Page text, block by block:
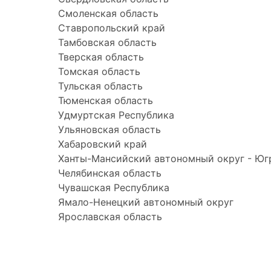
Смоленская область
Ставропольский край
Тамбовская область
Тверская область
Томская область
Тульская область
Тюменская область
Удмуртская Республика
Ульяновская область
Хабаровский край
Ханты-Мансийский автономный округ -
Челябинская область
Чувашская Республика
Ямало-Ненецкий автономный округ
Ярославская область